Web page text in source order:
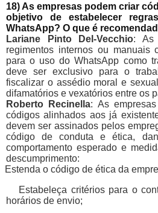
18) As empresas podem criar
objetivo de estabelecer
WhatsApp? O que é
Lariane Pinto Del-Vecchio: As
regimentos internos ou manuais
para o uso do WhatsApp como
deve ser exclusivo para o
fiscalizar o assédio moral e
difamatórios e vexatórios entre os
Roberto Recinella: As
códigos alinhados aos já
devem ser assinados pelos
código de conduta e ética,
comportamento esperado e
descumprimento:
Estenda o código de ética da
Estabeleça critérios para o
horários de envio;